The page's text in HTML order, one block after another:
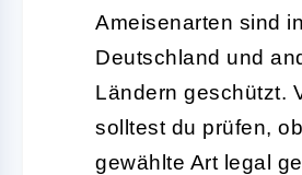
Ameisenarten sind in
Deutschland und
Ländern geschützt.
solltest du prüfen,
gewählte Art legal